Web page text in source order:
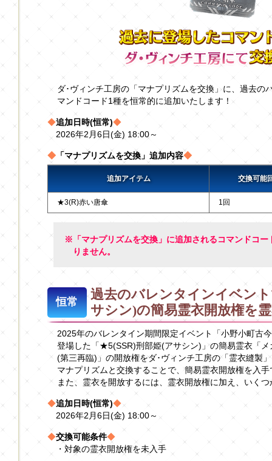
ダ･ヴィンチ工房の「マナプリズムを交換」に、過去の
マンドコード1種を恒常的に追加いたします！
◆追加日時(恒常)◆
2026年2月6日(金) 18:00～
◆ 「マナプリズムを交換」追加内容◆
追加アイテム 交換可能
★3(R)赤い唐傘 1回
※「マナプリズムを交換」に追加されるコマンドコー
りません。
恒常
過去のバレンタインイベン
サシン)の簡易霊衣開放権を
2025年のバレンタイン期間限定イベント「小野小町古
登場した「★5(SSR)刑部姫(アサシン)」の簡易霊衣「
(第三再臨)」の開放権をダ･ヴィンチ工房の「霊衣縫製
マナプリズムと交換することで、簡易霊衣開放権を入
また、霊衣を開放するには、霊衣開放権に加え、いく
◆追加日時(恒常)◆
2026年2月6日(金) 18:00～
◆交換可能条件◆
・対象の霊衣開放権を未入手